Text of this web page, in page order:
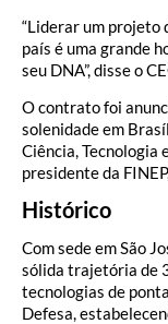
“Liderar um projeto
país é uma grande
seu DNA”, disse o
O contrato foi
solenidade em
Ciência, Tecnologia
presidente da
Histórico
Com sede em São
sólida trajetória de
tecnologias de
Defesa,